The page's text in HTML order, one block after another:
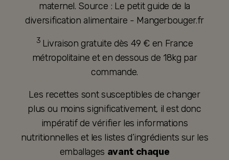
maternel. Source : Le petit guide de la
diversification alimentaire - Mangerbouger.fr
3 Livraison gratuite dès 49 € en France
métropolitaine et en dessous de 18kg par
commande.
Les recettes sont susceptibles de changer
plus ou moins significativement, il est donc
impératif de vérifier les informations
nutritionnelles et les listes d’ingrédients sur les
emballages avant chaque